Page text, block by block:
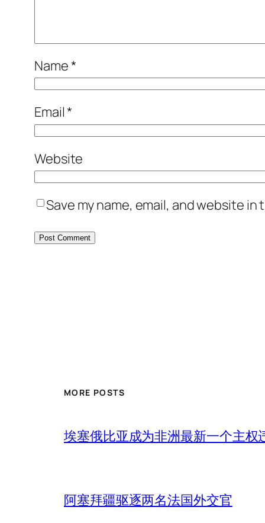
Name*
Email*
Website
Save my name, email, and website
MORE POSTS
埃塞俄比亚成为非洲最新一个主权
阿塞拜疆驱逐两名法国外交官